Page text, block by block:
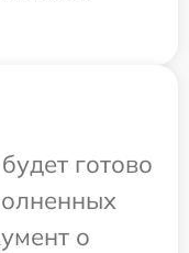
готово
о